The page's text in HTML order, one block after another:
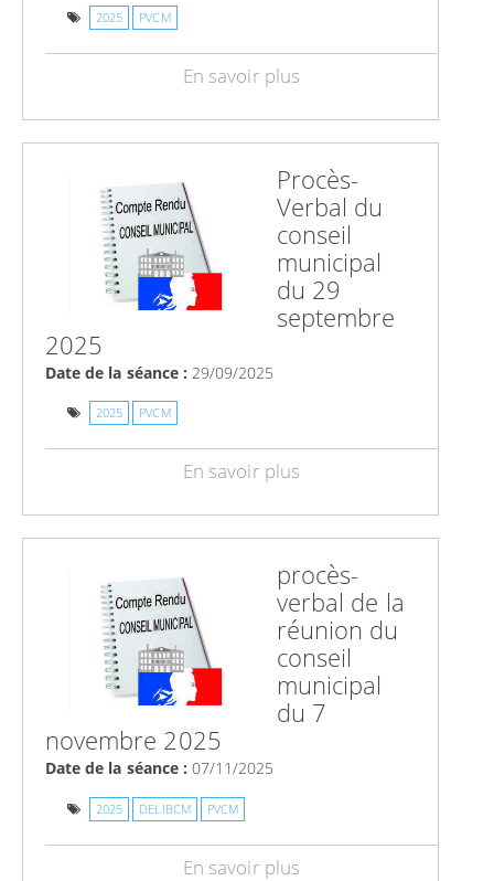
2025 PVCM
En savoir plus
Procès-
Verbal du
conseil
municipal
du 29
septembre
2025
Date de la séance : 29/09/2025
2025 PVCM
En savoir plus
procès-
verbal de la
réunion du
conseil
municipal
du 7
novembre 2025
Date de la séance : 07/11/2025
2025 DELIBCM PVCM
En savoir plus